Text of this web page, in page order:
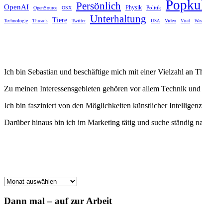
OpenAI OpenSource OSX Persönlich Physik Politik
Technologie Threads Tiere Twitter Unterhaltung USA Video Viral
Ich bin Sebastian und beschäftige mich mit einer Vielzahl an
Zu meinen Interessensgebieten gehören vor allem Technik
Ich bin fasziniert von den Möglichkeiten künstlicher
Darüber hinaus bin ich im Marketing tätig und suche ständig
Archiv
Dann mal – auf zur Arbeit